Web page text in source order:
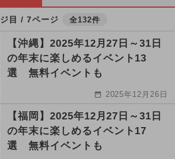
目 / 7ページ 全132件
【沖縄】2025年12月27日～31日
の年末に楽しめるイベント13
選 無料イベントも
2025年12月26日
【福岡】2025年12月27日～31日
の年末に楽しめるイベント17
選 無料イベントも